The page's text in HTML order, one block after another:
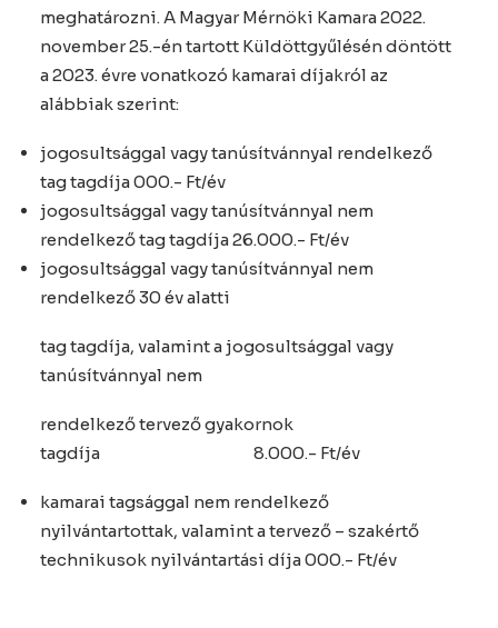
meghatározni. A Magyar Mérnöki Kamara 2022.
november 25.-én tartott Küldöttgyűlésén döntött
a 2023. évre vonatkozó kamarai díjakról az
alábbiak szerint:
jogosultsággal vagy tanúsítvánnyal rendelkező
tag tagdíja 000.- Ft/év
jogosultsággal vagy tanúsítvánnyal nem
rendelkező tag tagdíja 26.000.- Ft/év
jogosultsággal vagy tanúsítvánnyal nem
rendelkező 30 év alatti
tag tagdíja, valamint a jogosultsággal vagy
tanúsítvánnyal nem
rendelkező tervező gyakornok
tagdíja 8.000.- Ft/év
kamarai tagsággal nem rendelkező
nyilvántartottak, valamint a tervező – szakértő
technikusok nyilvántartási díja 000.- Ft/év